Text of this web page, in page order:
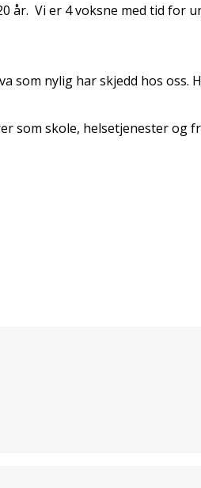
Vi er 4 voksne med tid for
nylig har skjedd hos
som skole, helsetjenester og